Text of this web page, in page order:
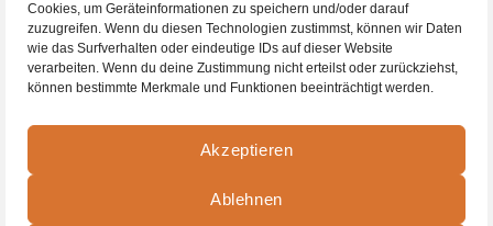
Cookies, um Geräteinformationen zu speichern und/oder darauf
zuzugreifen. Wenn du diesen Technologien zustimmst, können wir Daten
wie das Surfverhalten oder eindeutige IDs auf dieser Website
verarbeiten. Wenn du deine Zustimmung nicht erteilst oder zurückziehst,
können bestimmte Merkmale und Funktionen beeinträchtigt werden.
Akzeptieren
Ablehnen